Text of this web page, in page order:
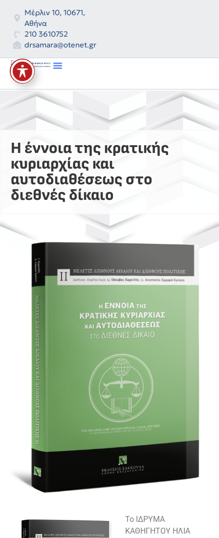
Μέρλιν 10, 10671,
Αθήνα
210 3610752
drsamara@otenet.gr
Η έννοια της κρατικής
κυριαρχίας και
αυτοδιαθέσεως στο
διεθνές δίκαιο
Το ΙΔΡΥΜΑ
ΚΑΘΗΓΗΤΟΥ ΗΛΙΑ